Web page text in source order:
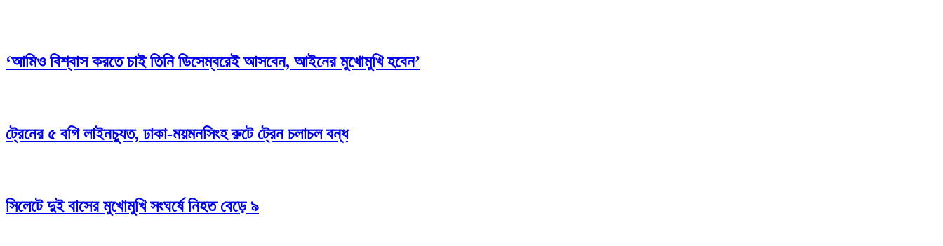
‘আমিও বিশ্বাস করতে চাই তিনি ডিসেম্বরেই আসবেন, আইনের মুখোমুখি হবেন’
ট্রেনের ৫ বগি লাইনচ্যুত, ঢাকা-ময়মনসিংহ রুটে ট্রেন চলাচল বন্ধ
সিলেটে দুই বাসের মুখোমুখি সংঘর্ষে নিহত বেড়ে ৯